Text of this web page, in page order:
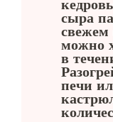
сыра
свежем
можно
в
печи